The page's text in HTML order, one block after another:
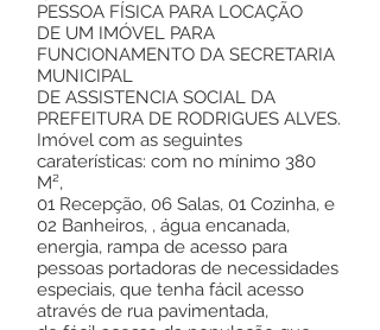
PESSOA FÍSICA PARA LOCAÇÃO
DE UM IMÓVEL PARA
FUNCIONAMENTO DA SECRETARIA
MUNICIPAL
DE ASSISTENCIA SOCIAL DA
PREFEITURA DE RODRIGUES ALVES.
Imóvel com as seguintes
caraterísticas: com no mínimo 380
M²,
01 Recepção, 06 Salas, 01 Cozinha, e
02 Banheiros, , água encanada,
energia, rampa de acesso para
pessoas portadoras de necessidades
especiais, que tenha fácil acesso
através de rua pavimentada,